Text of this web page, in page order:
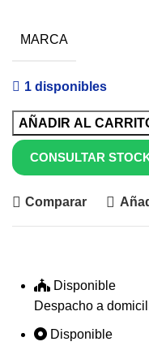
MARCA
1 disponibles
AÑADIR AL
CONSULTAR
Comparar
Disponible
Despacho a
Disponible